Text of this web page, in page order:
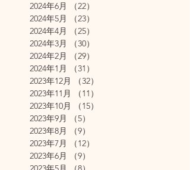
2024年6月
（22）
2024年5月
（23）
2024年4月
（25）
2024年3月
（30）
2024年2月
（29）
2024年1月
（31）
2023年12月
（32）
2023年11月
（11）
2023年10月
（15）
2023年9月
（5）
2023年8月
（9）
2023年7月
（12）
2023年6月
（9）